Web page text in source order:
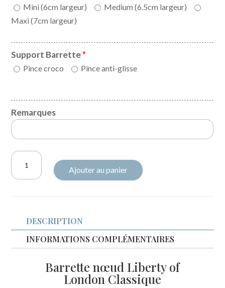
Mini (6cm largeur)
Medium (6.5cm largeur)
Maxi (7cm largeur)
Support Barrette*
Pince croco Pince anti-glisse
Remarques
quantité
Betsy
pétale
Ajouter au panier
DESCRIPTION
INFORMATIONS COMPLÉMENTAIRES
Barrette nœud Liberty of
London Classique